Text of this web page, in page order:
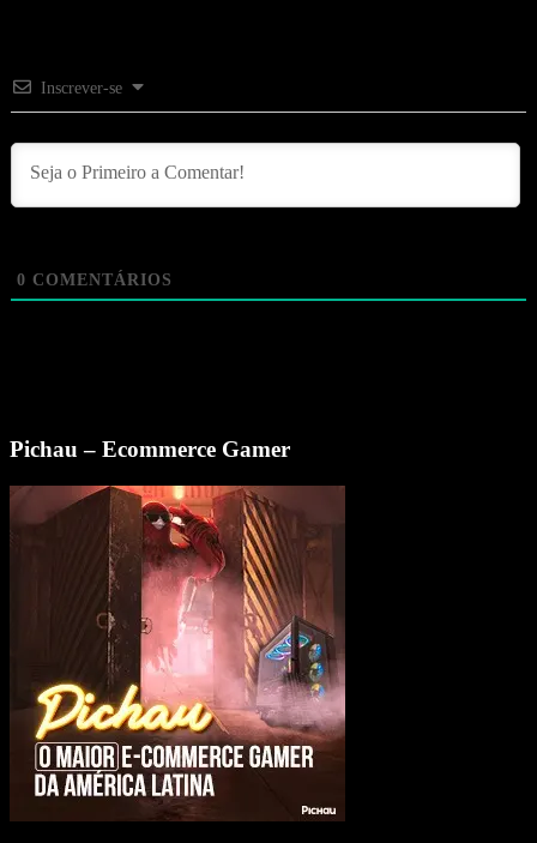
Inscrever-se
0 COMENTÁRIOS
Pichau – Ecommerce Gamer